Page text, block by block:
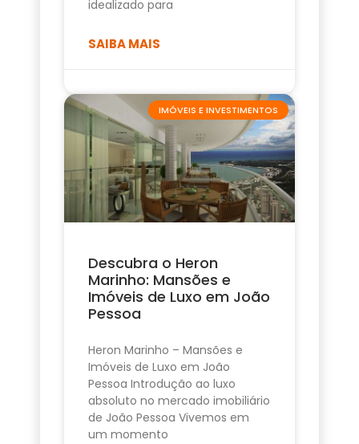
idealizado para
SAIBA MAIS
IMÓVEIS E INVESTIMENTOS
Descubra o Heron
Marinho: Mansões e
Imóveis de Luxo em João
Pessoa
Heron Marinho – Mansões e
Imóveis de Luxo em João
Pessoa Introdução ao luxo
absoluto no mercado imobiliário
de João Pessoa Vivemos em
um momento